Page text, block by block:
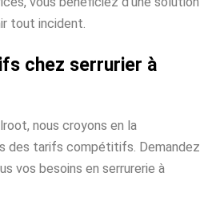
tout incident.
chez serrurier à
nous croyons en la
des tarifs compétitifs. Demandez
vos besoins en serrurerie à